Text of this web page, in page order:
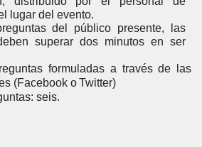
lugar del evento.
del público presente, las
superar dos minutos en ser
formuladas a través de las
(Facebook o Twitter)
seis.